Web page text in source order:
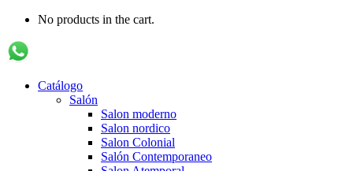
No products in the cart.
Catálogo
Salón
Salon moderno
Salon nordico
Salon Colonial
Salón Contemporaneo